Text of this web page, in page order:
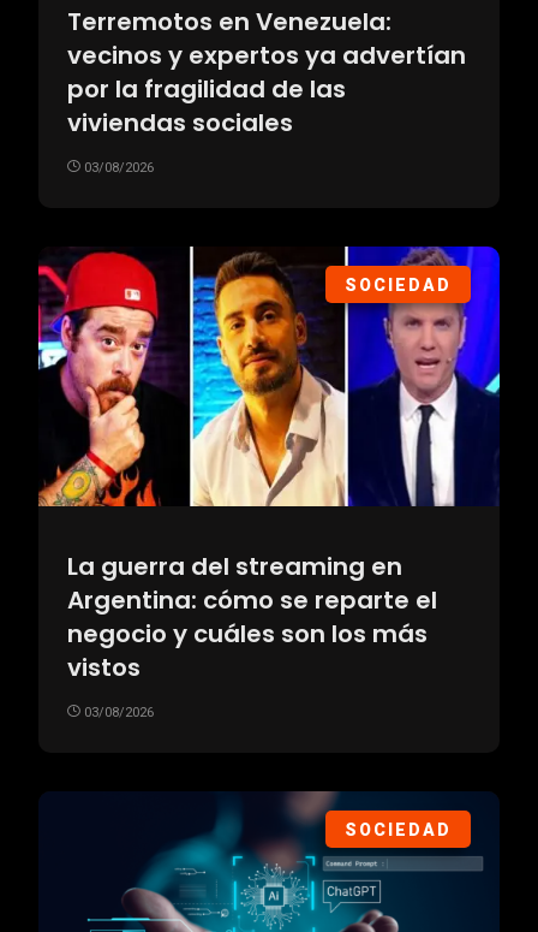
Terremotos en Venezuela:
vecinos y expertos ya advertían
por la fragilidad de las
viviendas sociales
03/08/2026
SOCIEDAD
La guerra del streaming en
Argentina: cómo se reparte el
negocio y cuáles son los más
vistos
03/08/2026
SOCIEDAD